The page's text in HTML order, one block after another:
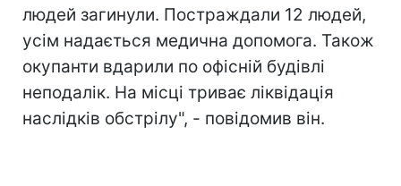
людей загинули. Постраждали 12 людей,
усім надається медична допомога. Також
окупанти вдарили по офісній будівлі
неподалік. На місці триває ліквідація
наслідків обстрілу", - повідомив він.